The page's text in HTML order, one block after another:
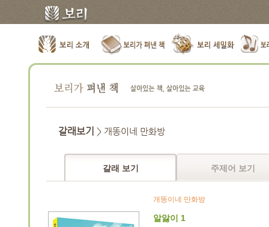
갈래보기 > 개똥이네 만화방
갈래 보기 주제어 보기
개똥이네 만화방
알앓이 1